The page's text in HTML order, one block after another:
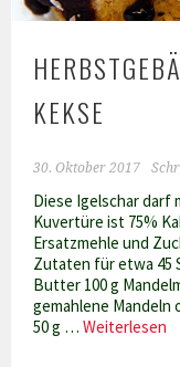
KEKSE
30. Oktober 2017
Diese Igelschar darf
Kuvertüre ist 75%
Ersatzmehle und
Zutaten für etwa 45
Butter 100 g
gemahlene Mandeln
50 g …Weiterlesen